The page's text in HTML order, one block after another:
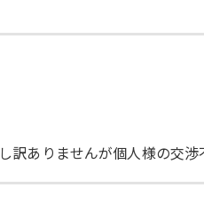
ありませんが個人様の交渉